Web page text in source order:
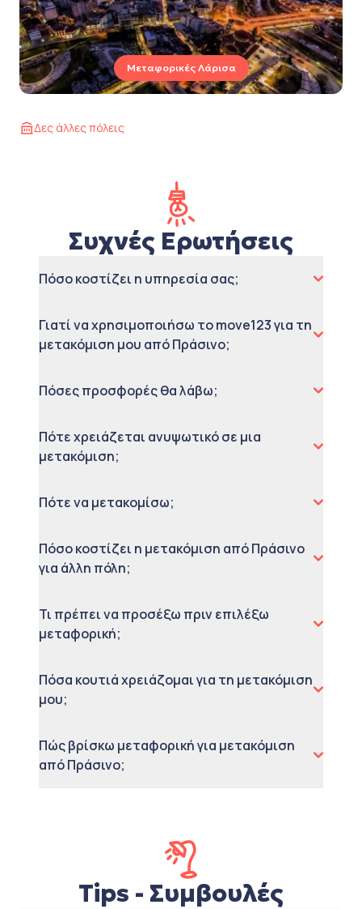
Μεταφορικές Λάρισα
Δες άλλες πόλεις
Συχνές Ερωτήσεις
Πόσο κοστίζει η υπηρεσία σας;
Γιατί να χρησιμοποιήσω το move123 για τη
μετακόμιση μου από Πράσινο;
Πόσες προσφορές θα λάβω;
Πότε χρειάζεται ανυψωτικό σε μια
μετακόμιση;
Πότε να μετακομίσω;
Πόσο κοστίζει η μετακόμιση από Πράσινο
για άλλη πόλη;
Τι πρέπει να προσέξω πριν επιλέξω
μεταφορική;
Πόσα κουτιά χρειάζομαι για τη μετακόμιση
μου;
Πώς βρίσκω μεταφορική για μετακόμιση
από Πράσινο;
Tips - Συμβουλές